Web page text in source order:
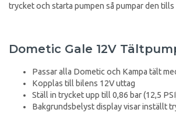
trycket och starta pumpen så pumpar den
Dometic Gale 12V
Passar alla Dometic och Kampa tält
Kopplas till bilens 12V uttag
Ställ in trycket upp till 0,86 bar (12,5
Bakgrundsbelyst display visar inställt